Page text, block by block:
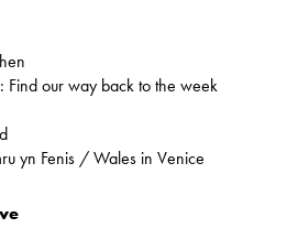
Find our way back to the week
yn Fenis / Wales in Venice